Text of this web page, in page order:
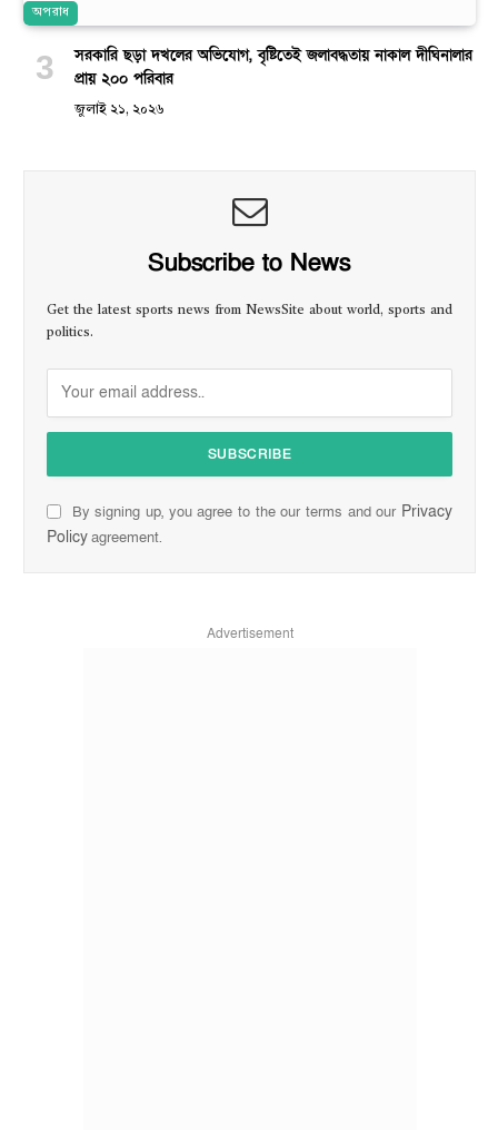
অপরাধ
সরকারি ছড়া দখলের অভিযোগ, বৃষ্টিতেই জলাবদ্ধতায় নাকাল দীঘিনালার
প্রায় ২০০ পরিবার
জুলাই ২১, ২০২৬
Subscribe to News
Get the latest sports news from NewsSite about world, sports and
politics.
By signing up, you agree to the our terms and our Privacy
Policyagreement.
Advertisement